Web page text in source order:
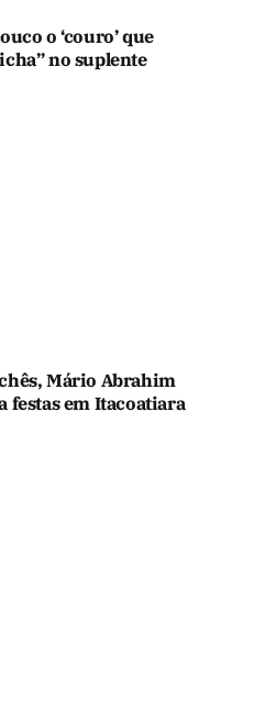
o ‘couro’ que
no suplente
Mário Abrahim
festas em Itacoatiara